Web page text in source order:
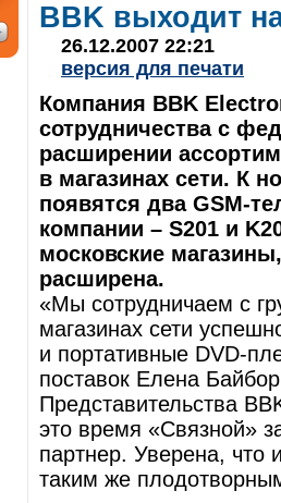
BBK выходит
26.12.2007 22:21
версия для печати
Компания BBK
сотрудничества с
расширении
в магазинах сети. К
появятся два GSM-
компании – S201 и
московские
расширена.
«Мы сотрудничаем с
магазинах сети
и портативные DVD-
поставок Елена
Представительства
это время «Связной»
партнер. Уверена, что
таким же